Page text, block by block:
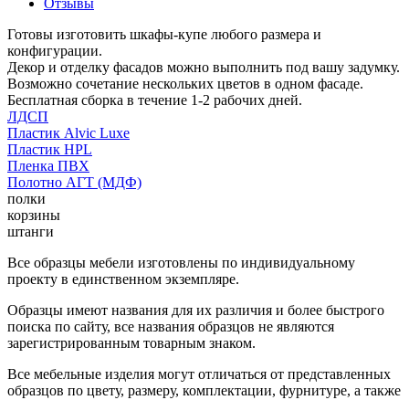
Готовы изготовить шкафы-купе любого размера и
конфигурации.
Декор и отделку фасадов можно выполнить под вашу задумку.
Возможно сочетание нескольких цветов в одном фасаде.
Бесплатная сборка в течение 1-2 рабочих дней.
ЛДСП
Пластик Alvic Luxe
Пластик HPL
Пленка ПВХ
Полотно АГТ (МДФ)
полки
корзины
штанги
Все образцы мебели изготовлены по индивидуальному
проекту в единственном экземпляре.
Образцы имеют названия для их различия и более быстрого
поиска по сайту, все названия образцов не являются
зарегистрированным товарным знаком.
Все мебельные изделия могут отличаться от представленных
образцов по цвету, размеру, комплектации, фурнитуре, а также